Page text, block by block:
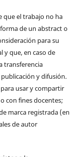
que el trabajo no ha
de un abstract o
para su
y que, en caso de
transferencia
y difusión.
usar y compartir
con fines docentes;
marca registrada (en
de autor